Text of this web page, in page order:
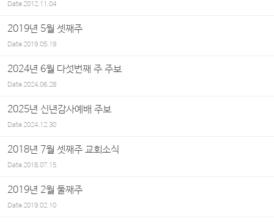
Date2012.11.04
2019년 5월 셋째주
Date2019.05.19
2024년 6월 다섯번째 주 주보
Date2024.06.28
2025년 신년감사예배 주보
Date2024.12.30
2018년 7월 셋째주 교회소식
Date2018.07.15
2019년 2월 둘째주
Date2019.02.10